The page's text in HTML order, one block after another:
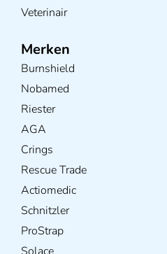
Veterinair
Merken
Burnshield
Nobamed
Riester
AGA
Crings
Rescue Trade
Actiomedic
Schnitzler
ProStrap